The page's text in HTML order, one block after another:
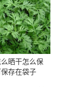
晒干怎么保
存在袋子